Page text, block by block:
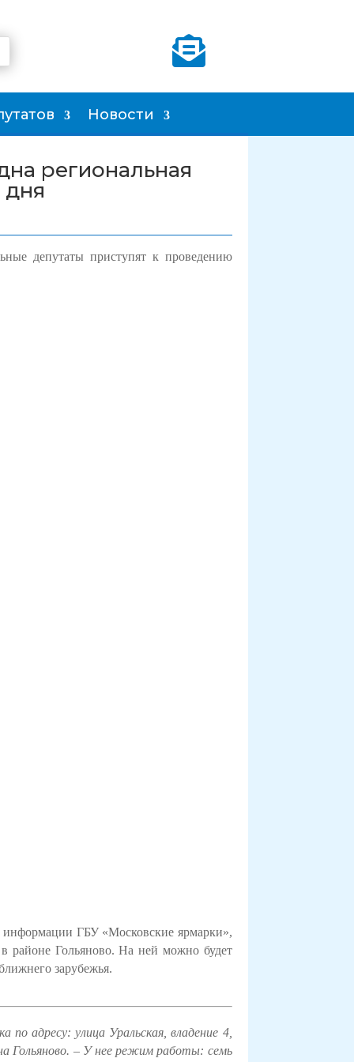

Новости
региональная
депутаты приступят к проведению
ГБУ «Московские ярмарки»,
районе Гольяново. На ней можно будет
зарубежья.
по адресу:улица Уральская, владение 4,
Гольяново. – У нее режим работы: семь